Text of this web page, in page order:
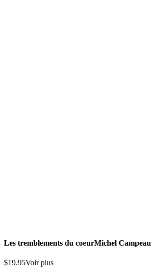
Les tremblements du coeurMichel Campeau
$19.95Voir plus